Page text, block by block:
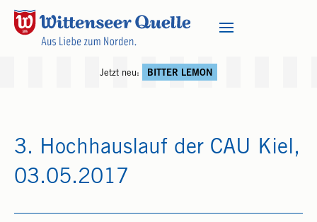
Jetzt neu: BITTER LEMON
3. Hochhauslauf der CAU Kiel,
03.05.2017